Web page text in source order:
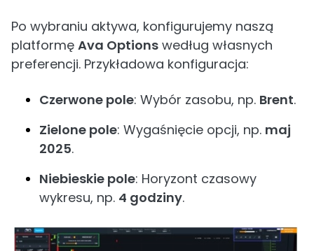
Po wybraniu aktywa, konfigurujemy naszą
platformę Ava Options według własnych
preferencji. Przykładowa konfiguracja:
Czerwone pole: Wybór zasobu, np. Brent.
Zielone pole: Wygaśnięcie opcji, np. maj
2025.
Niebieskie pole: Horyzont czasowy
wykresu, np. 4 godziny.